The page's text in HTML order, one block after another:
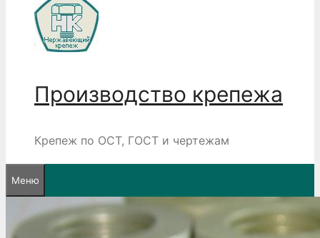
Производство крепежа
Крепеж по ОСТ, ГОСТ и чертежам
Меню